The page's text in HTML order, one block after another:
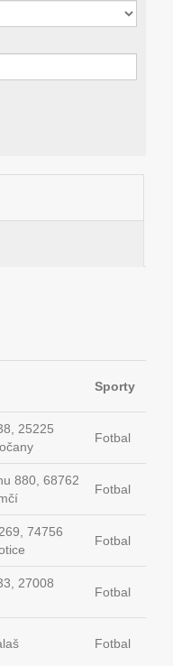
Sporty
25225
Fotbal
880, 68762
Fotbal
74756
Fotbal
27008
Fotbal
Fotbal